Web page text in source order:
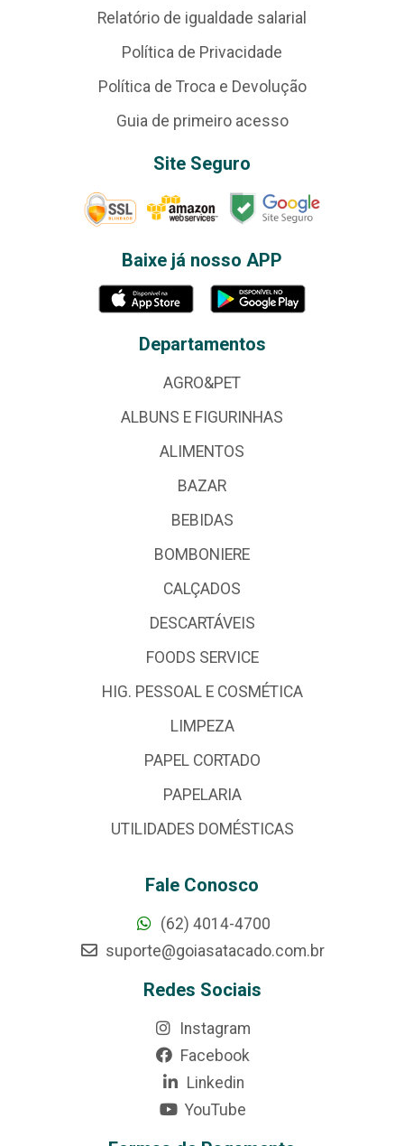
Relatório de igualdade salarial
Política de Privacidade
Política de Troca e Devolução
Guia de primeiro acesso
Site Seguro
Baixe já nosso APP
Departamentos
AGRO&PET
ALBUNS E FIGURINHAS
ALIMENTOS
BAZAR
BEBIDAS
BOMBONIERE
CALÇADOS
DESCARTÁVEIS
FOODS SERVICE
HIG. PESSOAL E COSMÉTICA
LIMPEZA
PAPEL CORTADO
PAPELARIA
UTILIDADES DOMÉSTICAS
Fale Conosco
(62) 4014-4700
suporte@goiasatacado.com.br
Redes Sociais
Instagram
Facebook
Linkedin
YouTube